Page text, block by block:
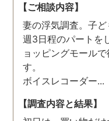
【ご相談内容】
妻の浮気調査。子ど
週3日程のパートを
ョッピングモール
す。
ボイスレコーダー...
【調査内容と結果】